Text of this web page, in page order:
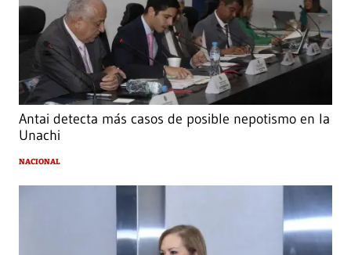
Antai detecta más casos de posible nepotismo en la
Unachi
NACIONAL